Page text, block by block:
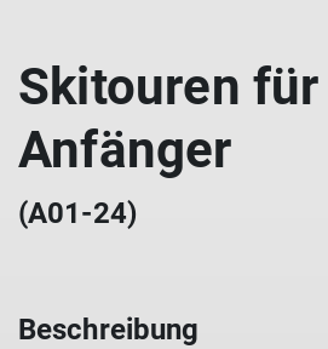
Skitouren für
Anfänger
(A01-24)
Beschreibung